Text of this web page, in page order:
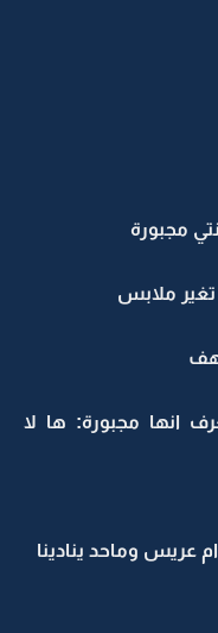
مجبورة
ملابس
انها مجبورة: ها لا
عريس وماحد ينادينا